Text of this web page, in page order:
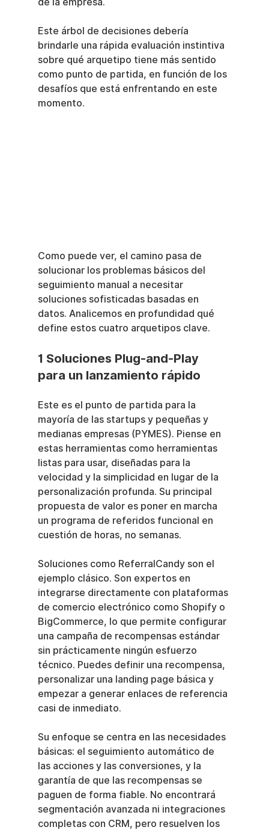
de la empresa.
Este árbol de decisiones debería
brindarle una rápida evaluación instintiva
sobre qué arquetipo tiene más sentido
como punto de partida, en función de los
desafíos que está enfrentando en este
momento.
Como puede ver, el camino pasa de
solucionar los problemas básicos del
seguimiento manual a necesitar
soluciones sofisticadas basadas en
datos. Analicemos en profundidad qué
define estos cuatro arquetipos clave.
1 Soluciones Plug-and-Play
para un lanzamiento rápido
Este es el punto de partida para la
mayoría de las startups y pequeñas y
medianas empresas (PYMES). Piense en
estas herramientas como herramientas
listas para usar, diseñadas para la
velocidad y la simplicidad en lugar de la
personalización profunda. Su principal
propuesta de valor es poner en marcha
un programa de referidos funcional en
cuestión de horas, no semanas.
Soluciones como ReferralCandy son el
ejemplo clásico. Son expertos en
integrarse directamente con plataformas
de comercio electrónico como Shopify o
BigCommerce, lo que permite configurar
una campaña de recompensas estándar
sin prácticamente ningún esfuerzo
técnico. Puedes definir una recompensa,
personalizar una landing page básica y
empezar a generar enlaces de referencia
casi de inmediato.
Su enfoque se centra en las necesidades
básicas: el seguimiento automático de
las acciones y las conversiones, y la
garantía de que las recompensas se
paguen de forma fiable. No encontrará
segmentación avanzada ni integraciones
completas con CRM, pero resuelven los